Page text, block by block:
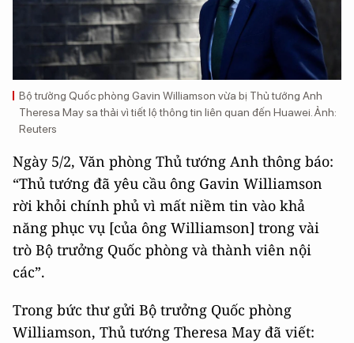
Bộ trưởng Quốc phòng Gavin Williamson vừa bị Thủ tướng Anh
Theresa May sa thải vì tiết lộ thông tin liên quan đến Huawei. Ảnh:
Reuters
Ngày 5/2, Văn phòng Thủ tướng Anh thông báo:
“Thủ tướng đã yêu cầu ông Gavin Williamson
rời khỏi chính phủ vì mất niềm tin vào khả
năng phục vụ [của ông Williamson] trong vài
trò Bộ trưởng Quốc phòng và thành viên nội
các”.
Trong bức thư gửi Bộ trưởng Quốc phòng
Williamson, Thủ tướng Theresa May đã viết: